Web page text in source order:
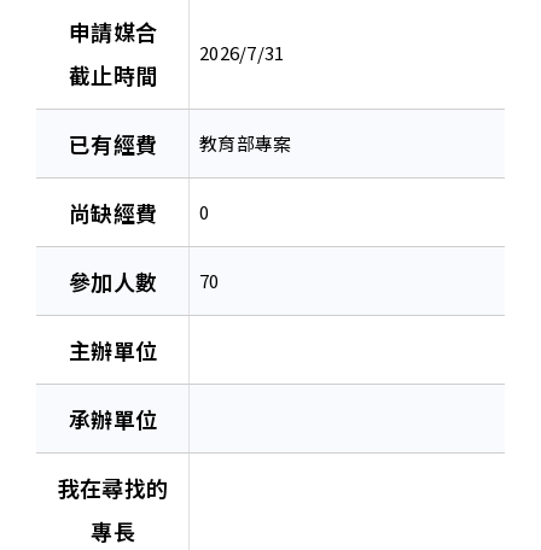
申請媒合
截止時間
2026/7/31
已有經費 教育部專案
尚缺經費 0
參加人數 70
主辦單位
承辦單位
我在尋找的
專長